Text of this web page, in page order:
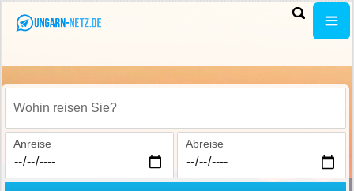
Wohin reisen Sie?
Anreise Abreise